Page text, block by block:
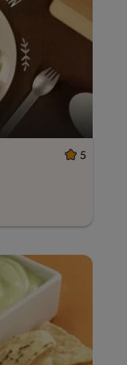
5